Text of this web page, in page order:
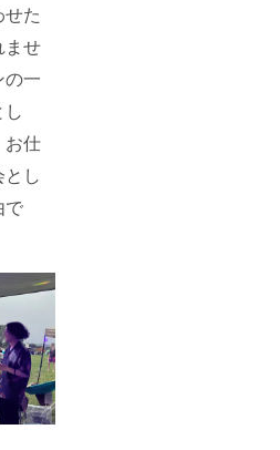
た
ませ
一
お仕
し
で